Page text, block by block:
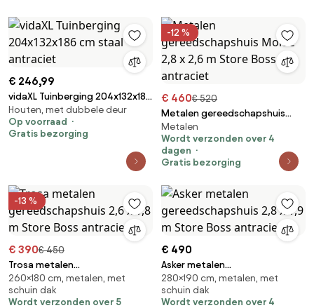
€ 246,99
vidaXL Tuinberging 204x132x186
cm staal antraciet
Houten, met dubbele deur
Op voorraad
Gratis bezorging
-12 %
€ 460€ 520
Metalen gereedschapshuis
Molde 2,8 x 2,6 m Store Boss
antraciet
Metalen
Wordt verzonden over 4
dagen
Gratis bezorging
-13 %
€ 390€ 450
Trosa metalen
gereedschapshuis 2,6 x 1,8 m
Store Boss antraciet
260×180 cm, metalen, met
schuin dak
Wordt verzonden over 5
€ 490
Asker metalen
gereedschapshuis 2,8 x 1,9 m
Store Boss antraciet
280×190 cm, metalen, met
schuin dak
Wordt verzonden over 4